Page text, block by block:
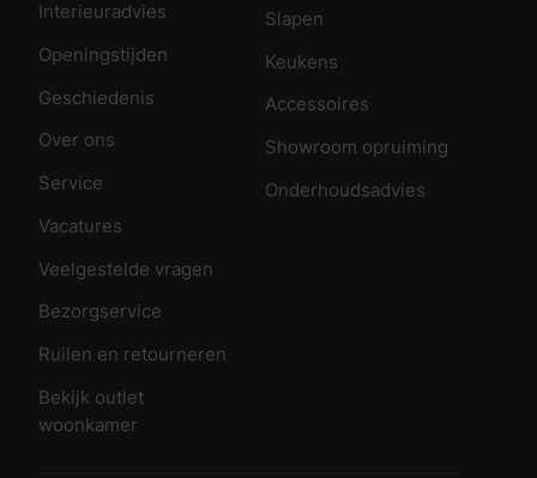
Interieuradvies
Openingstijden
Geschiedenis
Over ons
Service
Vacatures
Veelgestelde vragen
Bezorgservice
Ruilen en retourneren
Bekijk outlet
woonkamer
Slapen
Keukens
Accessoires
Showroom opruiming
Onderhoudsadvies